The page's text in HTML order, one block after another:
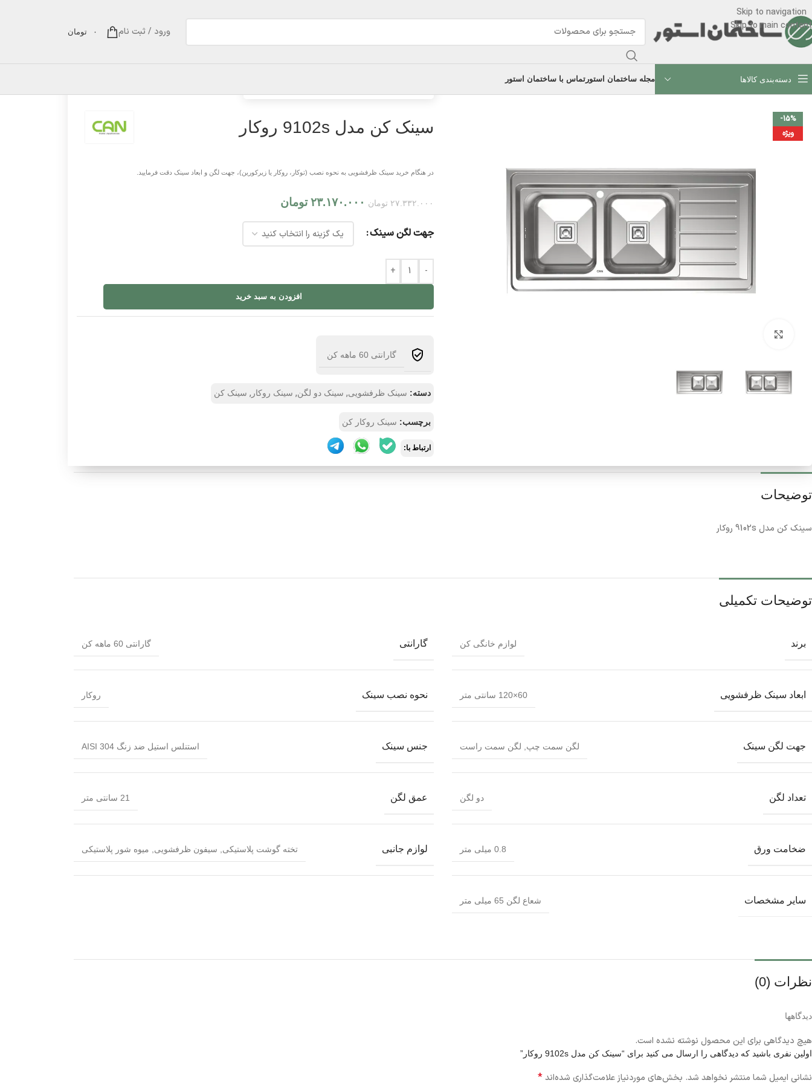
Skip to navigation
Skip to main content
ورود / ثبت نام ۰ تومان
دسته‌بندی کالاها مجله ساختمان استور تماس با ساختمان استور
-15%
ویژه
سینک کن مدل 9102s روکار
در هنگام خرید سینک ظرفشویی به نحوه نصب (توکار، روکار یا زیرکورین)، جهت لگن و ابعاد سینک دقت فرمایید.
۲۷.۳۳۲.۰۰۰ تومان ۲۳.۱۷۰.۰۰۰ تومان
جهت لگن سینک
-
+
افزودن به سبد خرید
گارانتی 60 ماهه کن
دسته: سینک ظرفشویی, سینک دو لگن, سینک روکار , سینک کن
برچسب: سینک روکار کن
ارتباط با:
توضیحات
سینک کن مدل 9102s روکار
توضیحات تکمیلی
برند لوازم خانگی کن گارانتی گارانتی 60 ماهه کن
ابعاد سینک ظرفشویی 60×120 سانتی متر نحوه نصب سینک روکار
جهت لگن سینک لگن سمت چپ, لگن سمت راست جنس سینک استنلس استیل ضد زنگ AISI 304
تعداد لگن دو لگن عمق لگن 21 سانتی متر
ضخامت ورق 0.8 میلی متر لوازم جانبی تخته گوشت پلاستیکی, سیفون ظرفشویی, میوه شور پلاستیکی
سایر مشخصات شعاع لگن 65 میلی متر
نظرات (0)
دیدگاهها
هیچ دیدگاهی برای این محصول نوشته نشده است.
اولین نفری باشید که دیدگاهی را ارسال می کنید برای “سینک کن مدل 9102s روکار”
نشانی ایمیل شما منتشر نخواهد شد. بخش‌های موردنیاز علامت‌گذاری شده‌اند*